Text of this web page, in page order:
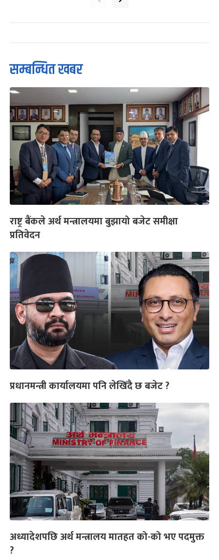
सम्बन्धित खबर
राष्ट्र बैंकले अर्थ मन्त्रालयमा बुझायो बजेट समीक्षा
प्रतिवेदन
प्रधानमन्त्री कार्यालयमा पनि लेखिँदै छ बजेट ?
अध्यादेशपछि अर्थ मन्त्रालय मातहत को-को भए पदमुक्त
?